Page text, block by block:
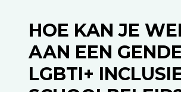
HOE KAN JE
AAN EEN
LGBTI+